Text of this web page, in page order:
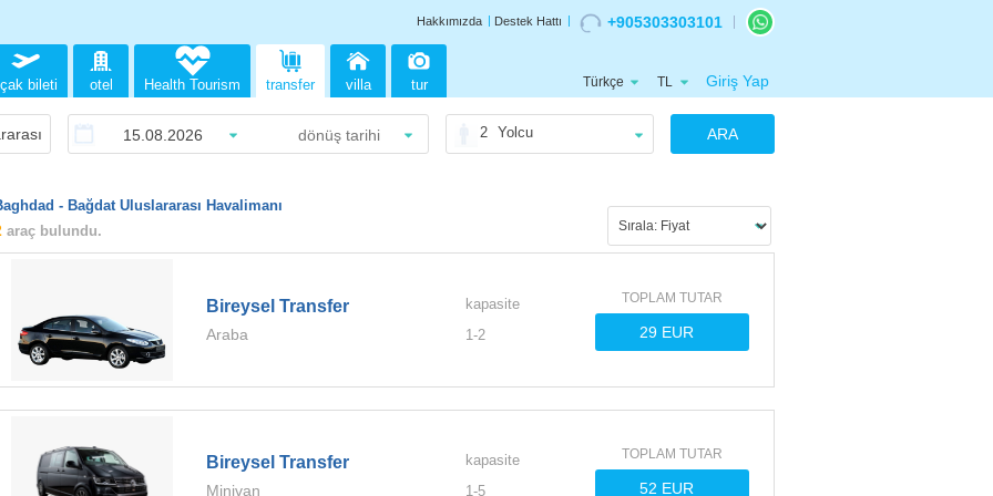
Hakkımızda Destek Hattı +905303303101
bileti otel transfer villa tur
Health Tourism Türkçe TL Giriş Yap
2 Yolcu ARA
- Bağdat Uluslararası Havalimanı
araç bulundu.
Bireysel Transfer
Araba
kapasite
1-2
TOPLAM TUTAR
Bireysel Transfer
Minivan
kapasite
1-5
TOPLAM TUTAR